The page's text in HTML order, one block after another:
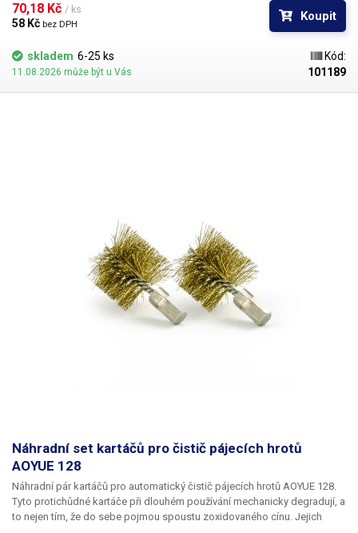
70,18 Kč / ks
58 Kč bez DPH
Koupit
skladem 6-25 ks
11.08.2026 může být u Vás
Kód:
101189
Náhradní set kartáčů pro čistič pájecích hrotů
AOYUE 128
Náhradní pár kartáčů pro automatický čistič pájecích hrotů AOYUE 128.
Tyto protichůdné kartáče při dlouhém používání mechanicky degradují, a
to nejen tím, že do sebe pojmou spoustu zoxidovaného cínu. Jejich